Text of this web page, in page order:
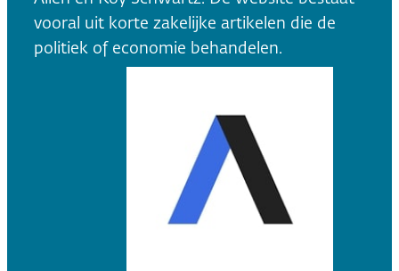
vooral uit korte zakelijke artikelen die de
politiek of economie behandelen.